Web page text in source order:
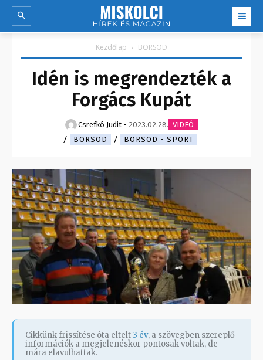
Kezdőlap BORSOD
Idén is megrendezték a
Forgács Kupát
Csrefkó Judit - 2023.02.28. VIDEÓ
BORSOD
BORSOD - SPORT
Cikkünk frissítése óta eltelt 3 év, a szövegben szereplő
információk a megjelenéskor pontosak voltak, de
mára elavulhattak.